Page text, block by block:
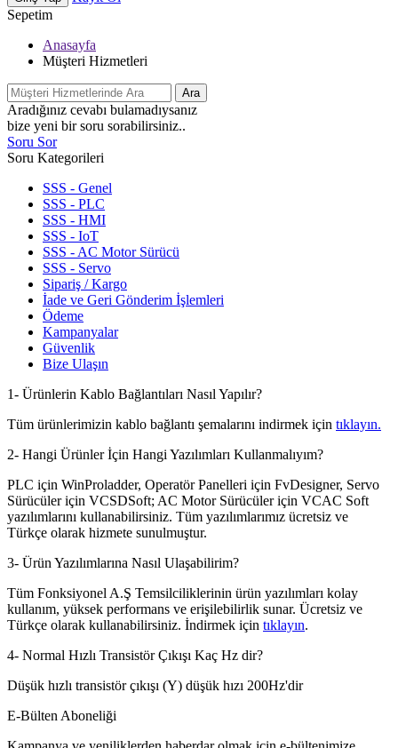
Sepetim
Anasayfa
Müşteri Hizmetleri
Ara
Aradığınız cevabı bulamadıysanız
bize yeni bir soru sorabilirsiniz..
Soru Sor
Soru Kategorileri
SSS - Genel
SSS - PLC
SSS - HMI
SSS - IoT
SSS - AC Motor Sürücü
SSS - Servo
Sipariş / Kargo
İade ve Geri Gönderim İşlemleri
Ödeme
Kampanyalar
Güvenlik
Bize Ulaşın
1- Ürünlerin Kablo Bağlantıları Nasıl Yapılır?
Tüm ürünlerimizin kablo bağlantı şemalarını indirmek için tıklayın.
2- Hangi Ürünler İçin Hangi Yazılımları Kullanmalıyım?
PLC için WinProladder, Operatör Panelleri için FvDesigner, Servo
Sürücüler için VCSDSoft; AC Motor Sürücüler için VCAC Soft
yazılımlarını kullanabilirsiniz. Tüm yazılımlarımız ücretsiz ve
Türkçe olarak hizmete sunulmuştur.
3- Ürün Yazılımlarına Nasıl Ulaşabilirim?
Tüm Fonksiyonel A.Ş Temsilciliklerinin ürün yazılımları kolay
kullanım, yüksek performans ve erişilebilirlik sunar. Ücretsiz ve
Türkçe olarak kullanabilirsiniz. İndirmek için tıklayın.
4- Normal Hızlı Transistör Çıkışı Kaç Hz dir?
Düşük hızlı transistör çıkışı (Y) düşük hızı 200Hz'dir
E-Bülten Aboneliği